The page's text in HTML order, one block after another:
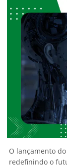
O lançamento do
redefinindo o